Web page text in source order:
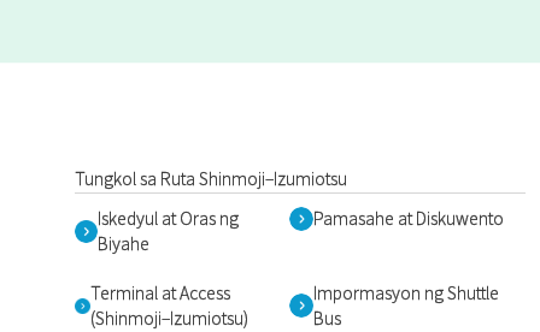
Tungkol sa Ruta Shinmoji–Izumiotsu
Iskedyul at Oras ng
Biyahe
Pamasahe at Diskuwento
Terminal at Access
(Shinmoji–Izumiotsu)
Impormasyon ng Shuttle
Bus